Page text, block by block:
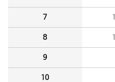
7
8
9
10